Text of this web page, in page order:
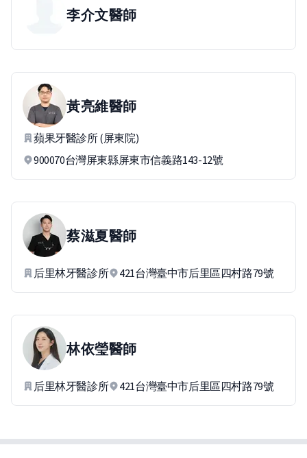
李介文醫師
黃亮維醫師
蘋果牙醫診所 (屏東院)
900070台灣屏東縣屏東市信義路143-12號
蔡滋夏醫師
后里林牙醫診所 421台灣臺中市后里區四村路79號
林依瑩醫師
后里林牙醫診所 421台灣臺中市后里區四村路79號